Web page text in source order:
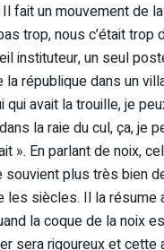
fait un mouvement de
trop, nous c’était trop
instituteur, un seul
la république dans un
qui avait la trouille, je
la raie du cul, ça, je
». En parlant de noix,
souvient plus très bien
les siècles. Il la résume
la coque de la noix
sera rigoureux et cette